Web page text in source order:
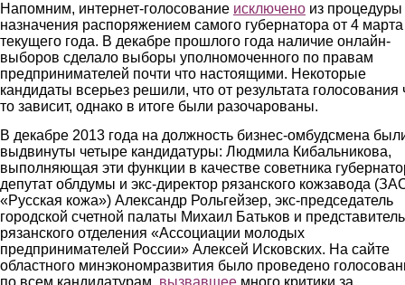
Напомним, интернет-голосование исключено из процедуры
назначения распоряжением самого губернатора от 4 марта
текущего года. В декабре прошлого года наличие онлайн-
выборов сделало выборы уполномоченного по правам
предпринимателей почти что настоящими. Некоторые
кандидаты всерьез решили, что от результата голосования
то зависит, однако в итоге были разочарованы.
В декабре 2013 года на должность бизнес-омбудсмена
выдвинуты четыре кандидатуры: Людмила Кибальникова,
выполняющая эти функции в качестве советника
депутат облдумы и экс-директор рязанского кожзавода
«Русская кожа») Александр Рольгейзер, экс-председатель
городской счетной палаты Михаил Батьков и представитель
рязанского отделения «Ассоциации молодых
предпринимателей России» Алексей Исковских. На сайте
областного минэкономразвития было проведено
по всем кандидатурам, вызвавшее много критики за